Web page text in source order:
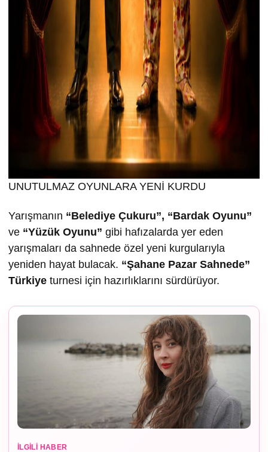
UNUTULMAZ OYUNLARA YENİ KURDU
Yarışmanın “Belediye Çukuru”, “Bardak Oyunu”
ve “Yüzük Oyunu” gibi hafızalarda yer eden
yarışmaları da sahnede özel yeni kurgularıyla
yeniden hayat bulacak. “Şahane Pazar Sahnede”
Türkiye turnesi için hazırlıklarını sürdürüyor.
İLGILI HABER